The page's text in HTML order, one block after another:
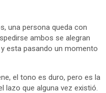
una persona queda con
ambos se alegran
esta pasando un momento
el tono es duro, pero es la
lazo que alguna vez existió.